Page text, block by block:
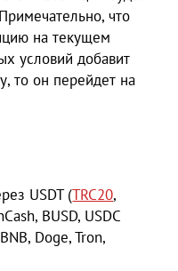
что
на текущем
условий добавит
то он перейдет на
USDT (TRC20,
BUSD, USDC
Doge, Tron,